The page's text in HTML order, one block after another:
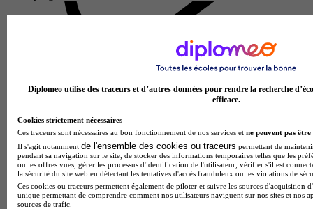
UCO Nantes
Licence - Économie - Gestion
3.3
Diplomeo utilise des traceurs et d’autres données pour rendre la recherche
efficace.
Cookies strictement nécessaires
Ces traceurs sont nécessaires au bon fonctionnement de nos services et ne peuvent pas être
Il s'agit notamment de l'ensemble des cookies ou traceurs permettant de
pendant sa navigation sur le site, de stocker des informations temporaires telles que les
ou les offres vues, gérer les processus d'identification de l'utilisateur, vérifier s'il est
la sécurité du site web en détectant les tentatives d'accès frauduleux ou les violations de
Ces cookies ou traceurs permettent également de piloter et suivre les sources d'acquisition
unique permettant de comprendre comment nos utilisateurs naviguent sur nos sites et nos
sources de trafic.